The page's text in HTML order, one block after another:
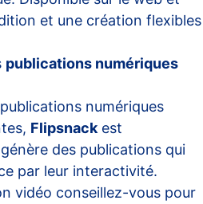
et une création flexibles
publications numériques
numériques
Flipsnack est
des publications qui
par leur interactivité.
vidéo conseillez-vous pour